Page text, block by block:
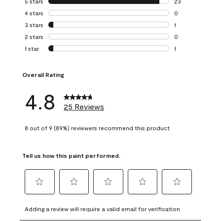
23 reviews with
4 stars stars
0
0 reviews with 4
3 stars stars
1
1 review with 3
2 stars stars
0
0 reviews with 2
1 star stars
1
Overall Rating
4.8 25 Reviews
8 out of 9 (89%) reviewers recommend this product
Tell us how this paint performed.
to
rate
to
rate
to
rate
to
rate
to
rate
Adding a review will require a valid email for verification